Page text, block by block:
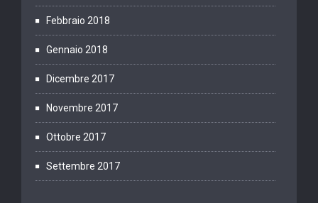
Febbraio 2018
Gennaio 2018
Dicembre 2017
Novembre 2017
Ottobre 2017
Settembre 2017